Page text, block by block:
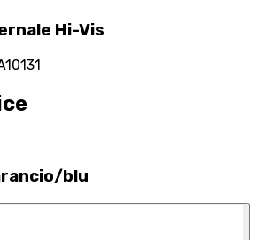
Hi-Vis
blu